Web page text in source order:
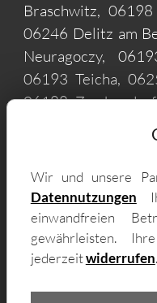
Braschwitz,
06246 Delitz am
Neuragoczy,
06193 Teicha,
06188
Kabelsketal,
06193 Möderau,
Bennstedt
Wir und unsere
Datennutzungen
einwandfreien
gewährleisten.
jederzeitwiderrufen.